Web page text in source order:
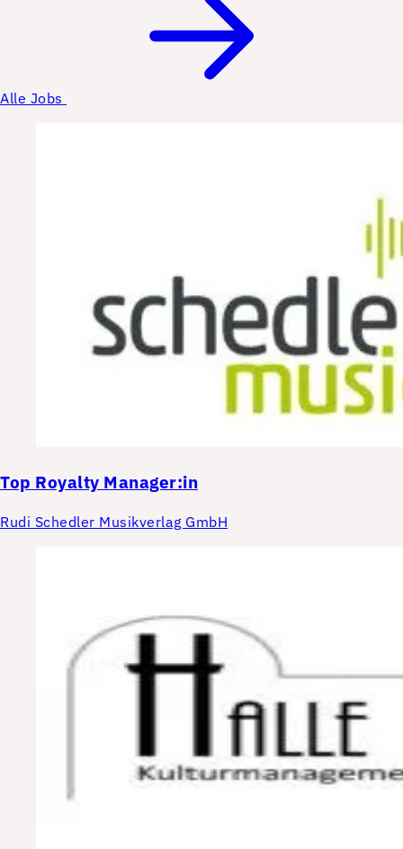
Alle Jobs
Top Royalty Manager:in
Rudi Schedler Musikverlag GmbH